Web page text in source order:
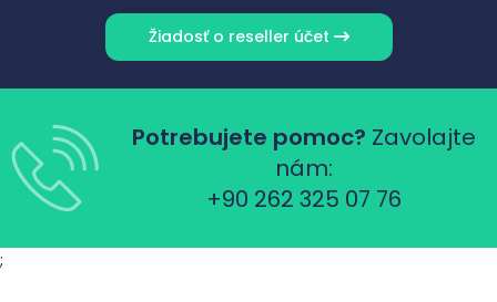
Žiadosť o reseller účet
Potrebujete pomoc? Zavolajte
nám:
+90 262 325 07 76
;